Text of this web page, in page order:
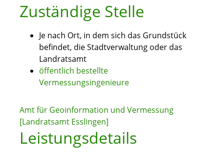
Zuständige Stelle
Je nach Ort, in dem sich das Grundstück
befindet, die Stadtverwaltung oder das
Landratsamt
öffentlich bestellte
Vermessungsingenieure
Amt für Geoinformation und Vermessung
[Landratsamt Esslingen]
Leistungsdetails